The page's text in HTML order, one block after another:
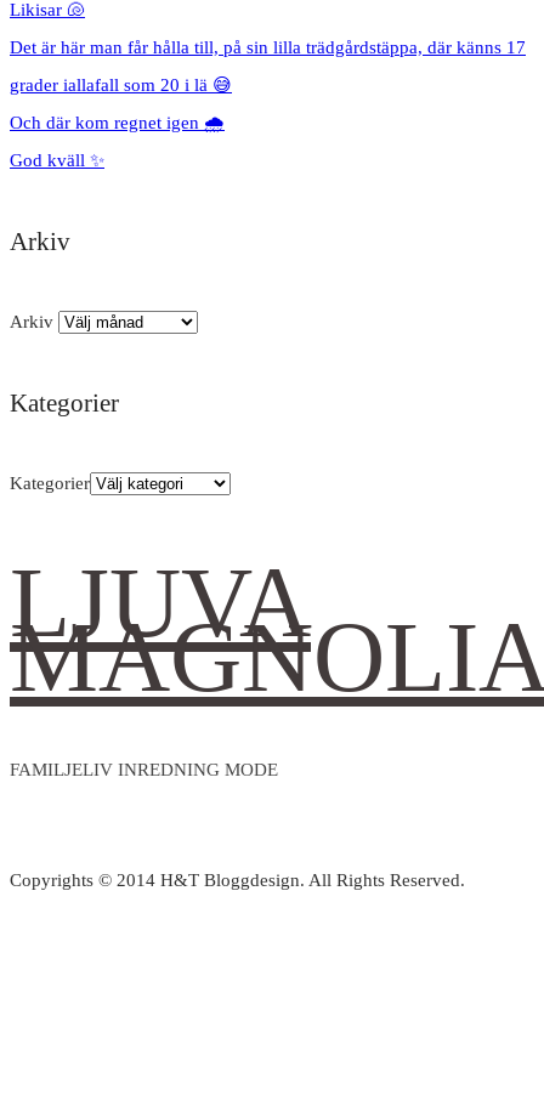
Likisar 🐚
Det är här man får hålla till, på sin lilla trädgårdstäppa, där känns 17
grader iallafall som 20 i lä 😅
Och där kom regnet igen 🌧️
God kväll ✨
Arkiv
Arkiv
Kategorier
Kategorier
LJUVA
FAMILJELIV INREDNING MODE
Copyrights © 2014 H&T Bloggdesign. All Rights Reserved.